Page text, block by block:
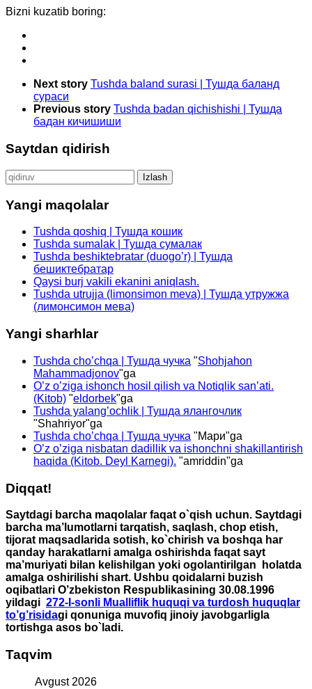
Bizni kuzatib boring:
Next story Tushda baland surasi | Тушда баланд
сураси
Previous story Tushda badan qichishishi | Тушда
бадан кичишиши
Saytdan qidirish
Qidirshish:
Yangi maqolalar
Tushda qoshiq | Тушда кошик
Tushda sumalak | Тушда сумалак
Tushda beshiktebratar (duogo’r) | Тушда
бешиктебратар
Qaysi burj vakili ekanini aniqlash.
Tushda utrujja (limonsimon meva) | Тушда утружжа
(лимонсимон мева)
Yangi sharhlar
Tushda cho’chqa | Тушда чучка "Shohjahon
Mahammadjonov"ga
O’z o’ziga ishonch hosil qilish va Notiqlik san’ati.
(Kitob) "eldorbek"ga
Tushda yalang’ochlik | Тушда ялангочлик
"Shahriyor"ga
Tushda cho’chqa | Тушда чучка "Мари"ga
O’z o’ziga nisbatan dadillik va ishonchni shakillantirish
haqida (Kitob. Deyl Karnegi). "amriddin"ga
Diqqat!
Saytdagi barcha maqolalar faqat o`qish uchun. Saytdagi
barcha ma’lumotlarni tarqatish, saqlash, chop etish,
tijorat maqsadlarida sotish, ko`chirish va boshqa har
qanday harakatlarni amalga oshirishda faqat sayt
ma’muriyati bilan kelishilgan yoki ogolantirilgan holatda
amalga oshirilishi shart. Ushbu qoidalarni buzish
oqibatlari O’zbekiston Respublikasining 30.08.1996
yildagi 272-I-sonli Mualliflik huquqi va turdosh huquqlar
to’g’risidagi qonuniga muvofiq jinoiy javobgarligla
tortishga asos bo`ladi.
Taqvim
Avgust 2026